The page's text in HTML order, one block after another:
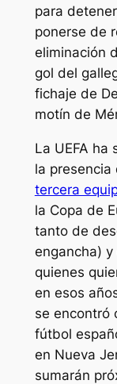
para
ponerse de
eliminación
gol del
fichaje de
motín de
La UEFA ha
la presencia
tercera
la Copa de
tanto de
engancha)
quienes
en esos
se encontró
fútbol
en Nueva
sumarán